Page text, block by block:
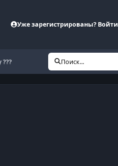
Уже зарегистрированы? Войти
Поиск...